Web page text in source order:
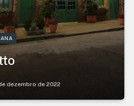
dezembro de 2022